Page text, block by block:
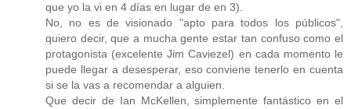
que yo la vi en 4 días en lugar de en 3).
No, no es de visionado "apto para todos los públicos",
quiero decir, que a mucha gente estar tan confuso como el
protagonista (excelente Jim Caviezel) en cada momento le
puede llegar a desesperar, eso conviene tenerlo en cuenta
si se la vas a recomendar a alguien.
Que decir de Ian McKellen, simplemente fantástico en el